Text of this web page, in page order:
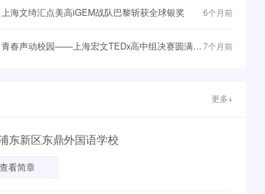
海文绮汇点美高iGEM战队巴黎斩获全球银奖 6个月前
春声动校园——上海宏文TEDx高中组决赛圆满落7个月前
东新区东鼎外国语学校
查看简章
更多+